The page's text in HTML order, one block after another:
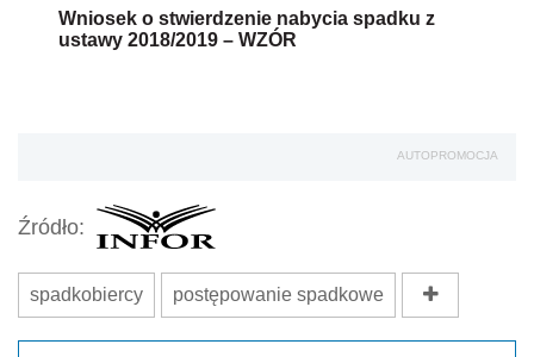
Wniosek o stwierdzenie nabycia spadku z
ustawy 2018/2019 – WZÓR
AUTOPROMOCJA
Źródło:
spadkobiercy postępowanie spadkowe